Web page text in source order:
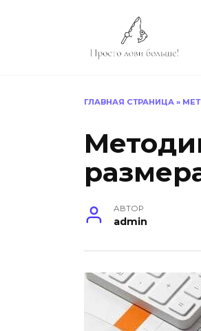
ГЛАВНАЯ СТРАНИЦА »
АВТОР
admin